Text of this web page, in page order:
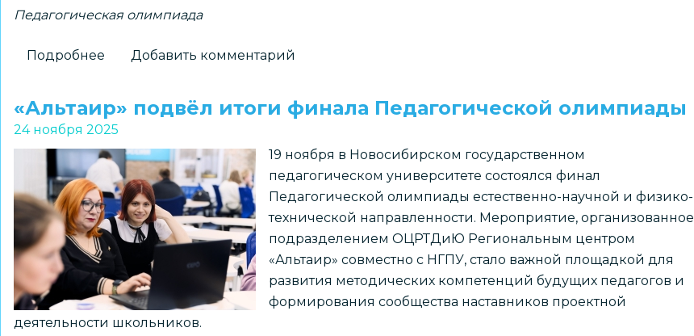
Педагогическая олимпиада
Подробнее
регионального
этапа
Российской
психолого-
педагогической
олимпиады
Добавить комментарий
«Альтаир» подвёл итоги финала Педагогической олимпиады
24 ноября 2025
19 ноября в Новосибирском государственном
педагогическом университете состоялся финал
Педагогической олимпиады естественно-научной и физико-
технической направленности. Мероприятие, организованное
подразделением ОЦРТДиЮ Региональным центром
«Альтаир» совместно с НГПУ, стало важной площадкой для
развития методических компетенций будущих педагогов и
формирования сообщества наставников проектной
деятельности школьников.